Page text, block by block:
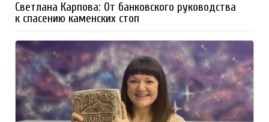
Светлана Карпова: От банковского руководства
к спасению каменских стоп